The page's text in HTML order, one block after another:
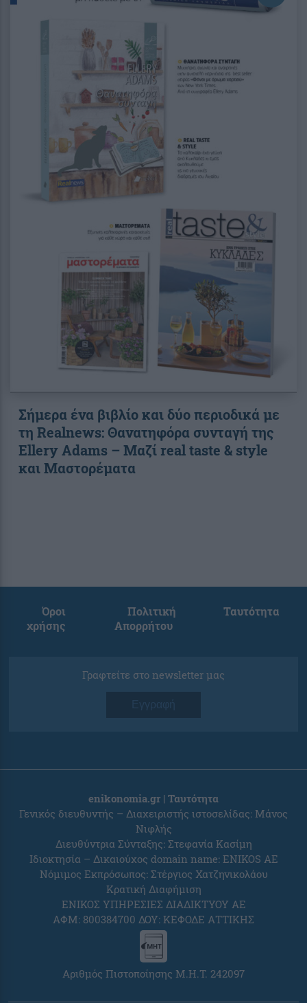
Σήμερα ένα βιβλίο και δύο περιοδικά με
τη Realnews: Θανατηφόρα συνταγή της
Ellery Adams – Μαζί real taste & style
και Μαστορέματα
Όροι
χρήσης
Πολιτική
Απορρήτου
Ταυτότητα
Γραφτείτε στο newsletter μας
Εγγραφή
enikonomia.gr | Ταυτότητα
Γενικός διευθυντής – Διαχειριστής ιστοσελίδας: Μάνος
Νιφλής
Διευθύντρια Σύνταξης: Στεφανία Κασίμη
Ιδιοκτησία – Δικαιούχος domain name: ENIKOS AE
Νόμιμος Εκπρόσωπος: Στέργιος Χατζηνικολάου
Κρατική Διαφήμιση
ΕΝΙΚΟΣ ΥΠΗΡΕΣΙΕΣ ΔΙΑΔΙΚΤΥΟΥ ΑΕ
ΑΦΜ: 800384700 ΔΟΥ: ΚΕΦΟΔΕ ΑΤΤΙΚΗΣ
Αριθμός Πιστοποίησης Μ.Η.Τ. 242097